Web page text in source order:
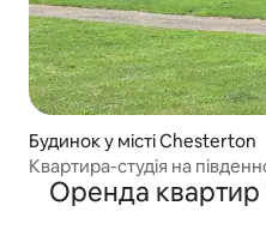
Будинок у місті Chesterton
Квартира-студія на
{Національний парк}
Оренда квартир